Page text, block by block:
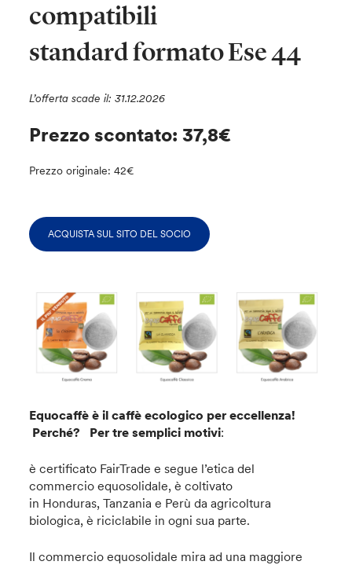
compatibili
standard formato Ese 44
L’offerta scade il: 31.12.2026
Prezzo scontato: 37,8€
Prezzo originale: 42€
ACQUISTA SUL SITO DEL SOCIO
Equocaffè è il caffè ecologico per eccellenza!
Perché? Per tre semplici motivi:
è certificato FairTrade e segue l’etica del
commercio equosolidale, è coltivato
in Honduras, Tanzania e Perù da agricoltura
biologica, è riciclabile in ogni sua parte.
Il commercio equosolidale mira ad una maggiore